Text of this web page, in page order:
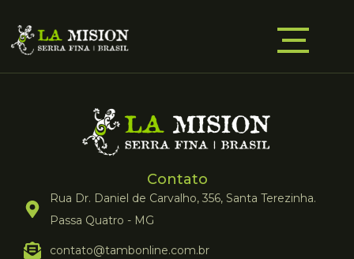
Contato
Rua Dr. Daniel de Carvalho, 356, Santa Terezinha.
Passa Quatro - MG
contato@tambonline.com.br